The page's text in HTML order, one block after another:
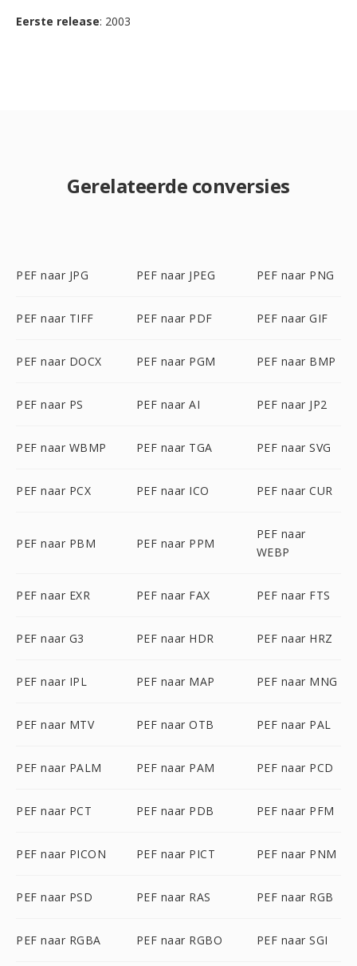
Eerste release: 2003
Gerelateerde conversies
PEF naar JPG PEF naar JPEG PEF naar PNG
PEF naar TIFF PEF naar PDF PEF naar GIF
PEF naar DOCX PEF naar PGM PEF naar BMP
PEF naar PS PEF naar AI PEF naar JP2
PEF naar WBMP PEF naar TGA PEF naar SVG
PEF naar PCX PEF naar ICO PEF naar CUR
PEF naar PBM PEF naar PPM
PEF naar
WEBP
PEF naar EXR PEF naar FAX PEF naar FTS
PEF naar G3 PEF naar HDR PEF naar HRZ
PEF naar IPL PEF naar MAP PEF naar MNG
PEF naar MTV PEF naar OTB PEF naar PAL
PEF naar PALM PEF naar PAM PEF naar PCD
PEF naar PCT PEF naar PDB PEF naar PFM
PEF naar PICON PEF naar PICT PEF naar PNM
PEF naar PSD PEF naar RAS PEF naar RGB
PEF naar RGBA PEF naar RGBO PEF naar SGI